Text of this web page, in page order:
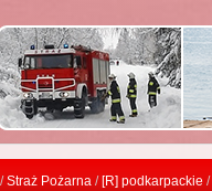
/Straż Pożarna / [R] podkarpackie /